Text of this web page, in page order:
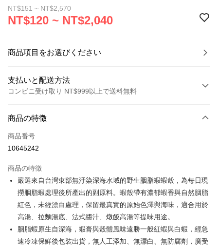
NT$151 ~ NT$2,570
NT$120 ~ NT$2,040
商品項目をお選びください
支払いと配送方法
コンビニ受け取り NT$999以上で送料無料
クレジットカード1回払い
クレジットカード分割払い
合作金庫商業銀行
華南商業銀行
彰化商業銀行
上海商業儲蓄銀行
台北富邦商業銀行
国泰世華商業銀行
兆豐國際商業銀行
台湾中小企業銀行
台中商業銀行
聯邦商業銀行
遠東国際商業銀行
元大商業銀行
永豐商業銀行
6回払い、金利0、毎回
華南商業銀行
彰化商業銀行
上海商業儲蓄銀行
台北富邦商業銀行
国泰世華商業銀行
兆豐國際商業銀行
台湾中小企業銀行
台中商業銀行
HSBC(台湾)商業銀行
華泰商業銀行
LINE Pay
Apple Pay
Easy Wallet
Google Pay
商品の特徴
商品番号
10645242
商品の特徴
嚴選來自台灣東部無汙染深海水域的野生胭脂蝦蝦殼，為每日現
撈胭脂蝦處理後所產出的副原料。蝦殼帶有濃郁蝦香與自然胭脂
紅色，未經漂白處理，保留最真實的原始色澤與海味，適合用於
高湯、拉麵湯底、法式醬汁、燉飯高湯等提味用途。
胭脂蝦原生自深海，蝦膏與殼體風味遠勝一般紅蝦與白蝦，經急
速冷凍保鮮後包裝出貨，無人工添加、無漂白、無防腐劑，廣受